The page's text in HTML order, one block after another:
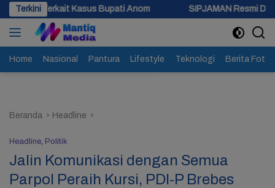
Langsung
ke
konten
Terkini
Bupati Anom SIPJAMAN Resmi Diluncurkan, Pemkab
Home Nasional Pantura Lifestyle Teknologi Berita Foto
Beranda Headline
Headline, Politik
Jalin Komunikasi dengan Semua
Parpol Peraih Kursi, PDI-P Brebes